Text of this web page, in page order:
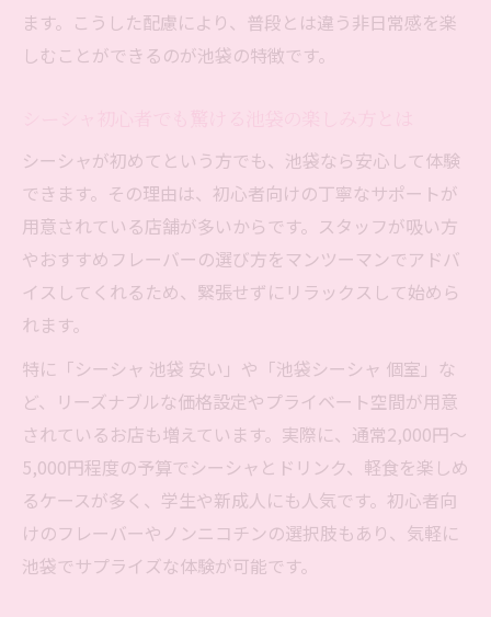
ント
シーシャ初心者も安心できる池袋の選び方
池袋で初めてシーシャを選ぶ際の注目ポイ
ント
初心者向け池袋シーシャ店の選び方ガイド
池袋のシーシャで迷わないための基礎知識
シーシャデビューを池袋で安心して始める
コスパと居心地を両立したシーシャ活用術
池袋でコスパ抜群のシーシャを堪能する方
法
シーシャのコスパと居心地を池袋で比較検
証
池袋でシーシャをお得に楽しむ賢いポイン
ト
ます。こうした配慮により、普段とは違う非日常感を楽
しむことができるのが池袋の特徴です。
シーシャが初めてという方でも、池袋なら安心して体験
できます。その理由は、初心者向けの丁寧なサポートが
用意されている店舗が多いからです。スタッフが吸い方
やおすすめフレーバーの選び方をマンツーマンでアドバ
イスしてくれるため、緊張せずにリラックスして始めら
れます。
特に「シーシャ 池袋 安い」や「池袋シーシャ 個室」な
ど、リーズナブルな価格設定やプライベート空間が用意
されているお店も増えています。実際に、通常2,000円〜
5,000円程度の予算でシーシャとドリンク、軽食を楽しめ
るケースが多く、学生や新成人にも人気です。初心者向
けのフレーバーやノンニコチンの選択肢もあり、気軽に
池袋でサプライズな体験が可能です。